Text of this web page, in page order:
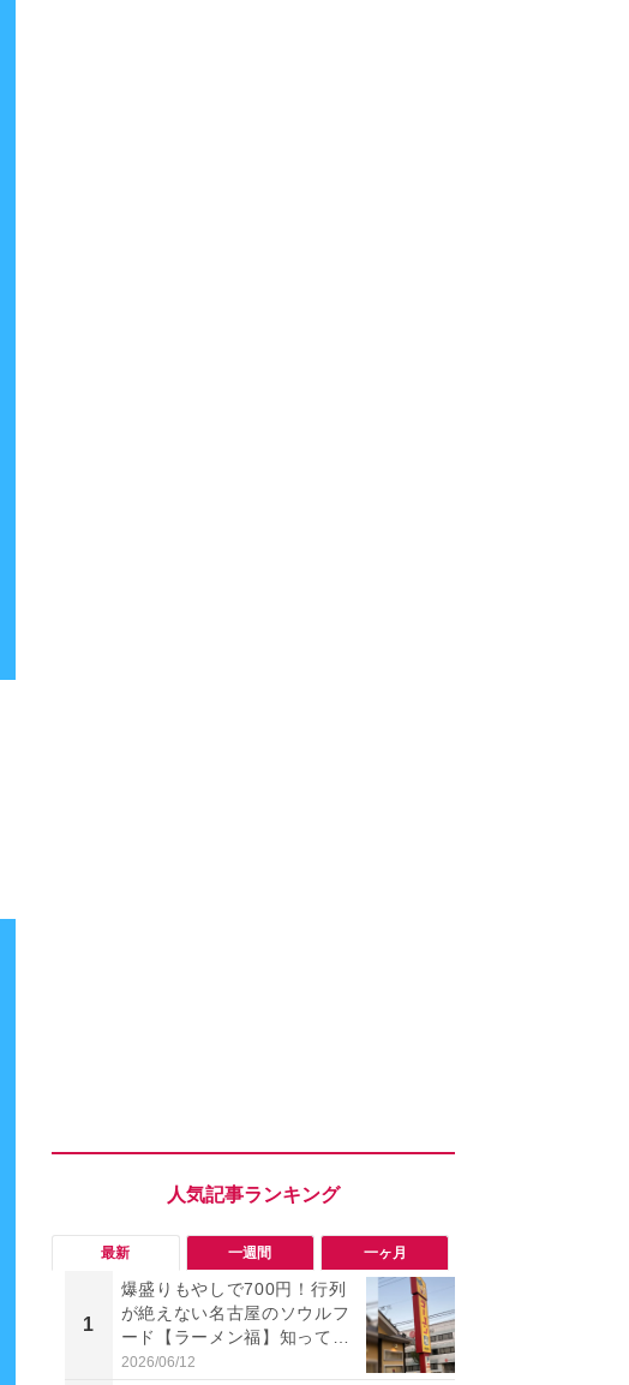
最新 一週間 一ヶ月
1
爆盛りもやしで700円！行列
が絶えない名古屋のソウルフ
ード【ラーメン福】知って
る？
2026/06/12